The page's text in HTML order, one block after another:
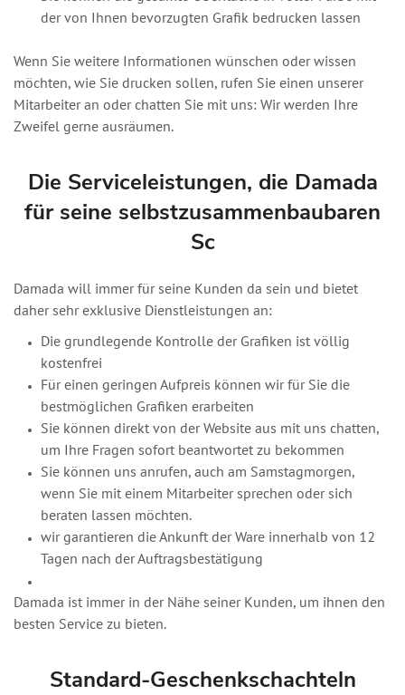
der von Ihnen bevorzugten Grafik bedrucken lassen
Wenn Sie weitere Informationen wünschen oder wissen
möchten, wie Sie drucken sollen, rufen Sie einen unserer
Mitarbeiter an oder chatten Sie mit uns: Wir werden Ihre
Zweifel gerne ausräumen.
Die Serviceleistungen, die Damada
für seine selbstzusammenbaubaren
Sc
Damada will immer für seine Kunden da sein und bietet
daher sehr exklusive Dienstleistungen an:
Die grundlegende Kontrolle der Grafiken ist völlig
kostenfrei
Für einen geringen Aufpreis können wir für Sie die
bestmöglichen Grafiken erarbeiten
Sie können direkt von der Website aus mit uns chatten,
um Ihre Fragen sofort beantwortet zu bekommen
Sie können uns anrufen, auch am Samstagmorgen,
wenn Sie mit einem Mitarbeiter sprechen oder sich
beraten lassen möchten.
wir garantieren die Ankunft der Ware innerhalb von 12
Tagen nach der Auftragsbestätigung
Damada ist immer in der Nähe seiner Kunden, um ihnen den
besten Service zu bieten.
Standard-Geschenkschachteln